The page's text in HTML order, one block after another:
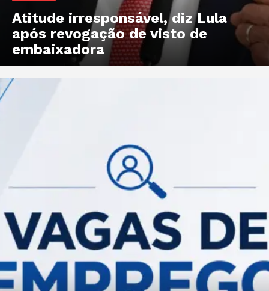
Atitude irresponsável, diz Lula
após revogação de visto de
embaixadora